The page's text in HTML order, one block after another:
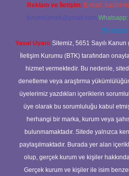
Reklam ve İletişim: E-mail:
forumhizmeti@gmail.com
@karabul
Yasal Uyarı: Sitemiz, 5651 Sayılı
İletişim Kurumu (BTK) tarafından
hizmet vermektedir. Bu nedenle,
denetleme veya araştırma
üyelerimiz yazdıkları içeriklerin
üye olarak bu sorumluluğu kabul
herhangi bir marka, kurum veya
bulunmamaktadır. Sitede yalnızca
paylaşılmaktadır. Burada yer alan
olup, gerçek kurum ve kişiler
Gerçek kurum ve kişiler ile isim